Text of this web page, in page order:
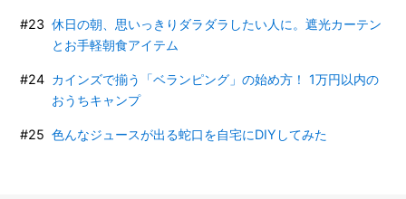
休日の朝、思いっきりダラダラしたい人に。遮光カーテン
とお手軽朝食アイテム
カインズで揃う「ベランピング」の始め方！ 1万円以内の
おうちキャンプ
色んなジュースが出る蛇口を自宅にDIYしてみた